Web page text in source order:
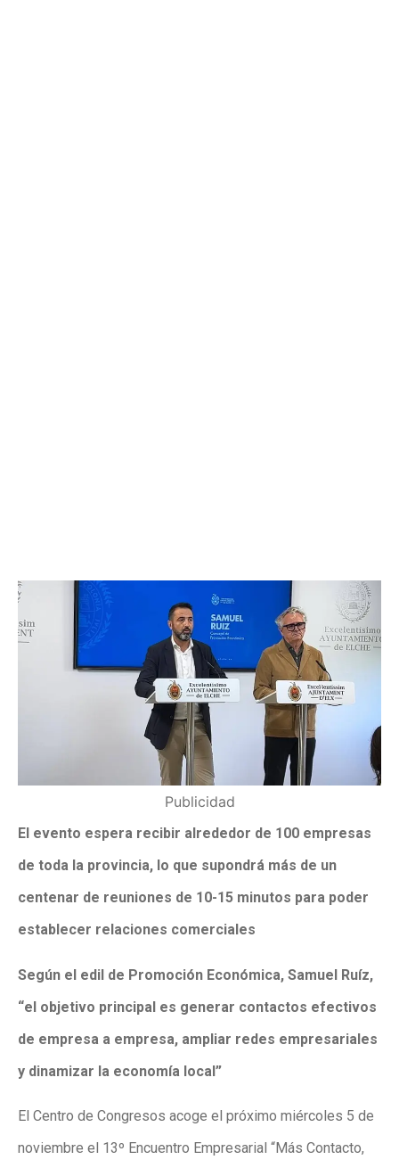
Publicidad
El evento espera recibir alrededor de 100 empresas
de toda la provincia, lo que supondrá más de un
centenar de reuniones de 10-15 minutos para poder
establecer relaciones comerciales
Según el edil de Promoción Económica, Samuel Ruíz,
“el objetivo principal es generar contactos efectivos
de empresa a empresa, ampliar redes empresariales
y dinamizar la economía local”
El Centro de Congresos acoge el próximo miércoles 5 de
noviembre el 13º Encuentro Empresarial “Más Contacto,